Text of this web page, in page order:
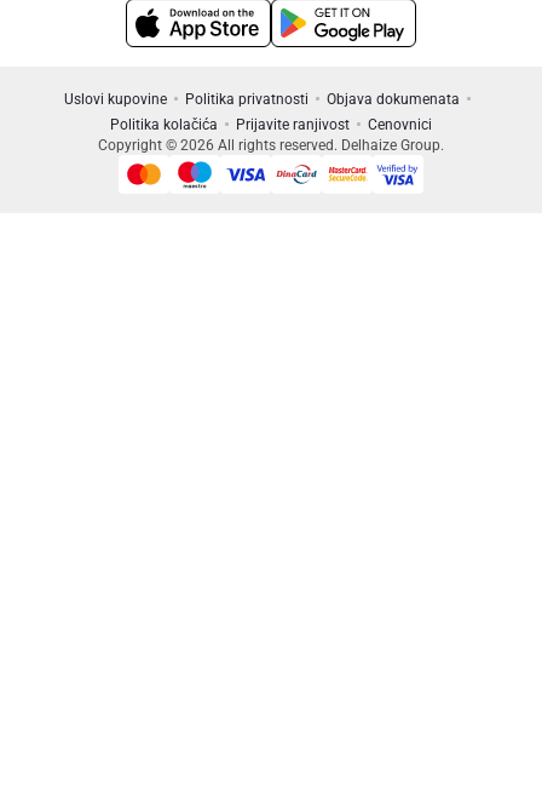
Uslovi kupovine Politika privatnosti
Objava dokumenata
Politika kolačića
Prijavite ranjivost
Cenovnici
Copyright © 2026 All rights reserved. Delhaize Group.